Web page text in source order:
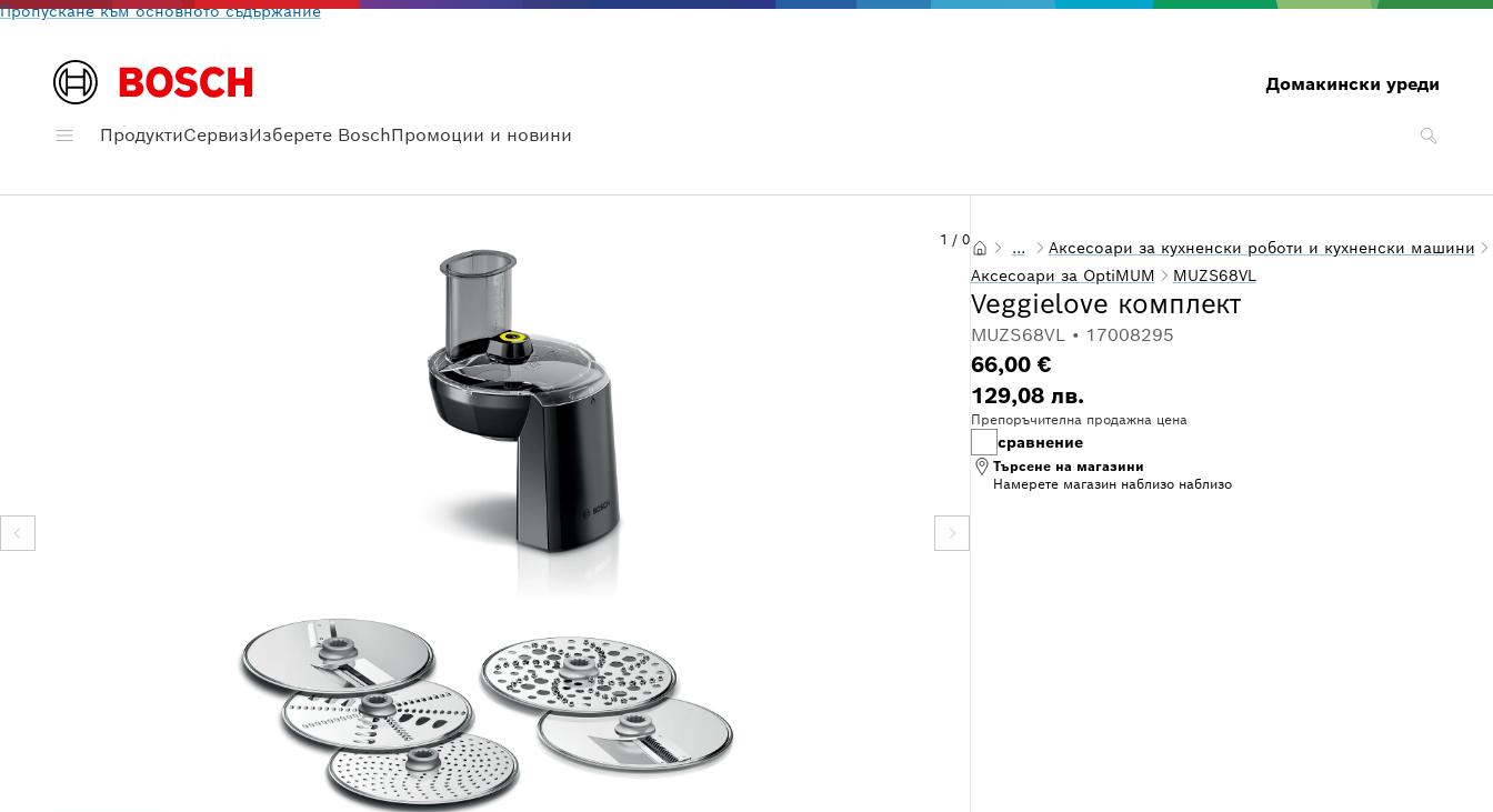
Пропускане към основното съдържание
Домакински уреди
ПродуктиСервизИзберете BoschПромоции и новини
1 / 0 ...
Аксесоари за кухненски роботи и кухненски машини
Аксесоари за OptiMUM
MUZS68VL
Veggielove комплект
MUZS68VL • 17008295
66,00 €
129,08 лв.
Препоръчителна продажна цена
сравнение
Търсене на магазини
Намерете магазин наблизонаблизо